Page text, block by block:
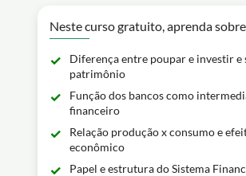
Neste curso gratuito, aprenda sobre
Diferença entre poupar e investir e
patrimônio
Função dos bancos como
financeiro
Relação produção x consumo e
econômico
Papel e estrutura do Sistema